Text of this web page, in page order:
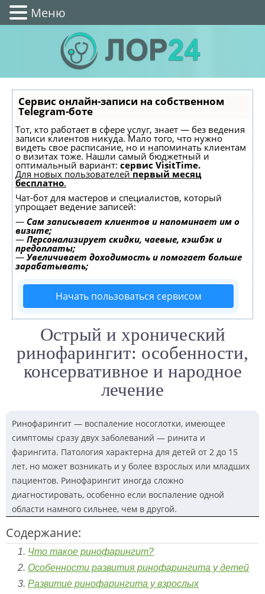
Сервис онлайн-записи на собственном
Telegram-боте
Тот, кто работает в сфере услуг, знает — без ведения
записи клиентов никуда. Мало того, что нужно
видеть свое расписание, но и напоминать клиентам
о визитах тоже. Нашли самый бюджетный и
оптимальный вариант: сервис VisitTime.
Для новых пользователейпервый месяц
бесплатно.
Чат-бот для мастеров и специалистов, который
упрощает ведение записей:
— Сам записывает клиентов и напоминает им о
визите;
— Персонализирует скидки, чаевые, кэшбэк и
предоплаты;
— Увеличивает доходимость и помогает больше
зарабатывать;
Начать пользоваться сервисом
Острый и хронический
ринофарингит: особенности,
консервативное и народное
лечение
Ринофарингит — воспаление носоглотки, имеющее
симптомы сразу двух заболеваний — ринита и
фарингита. Патология характерна для детей от 2 до 15
лет, но может возникать и у более взрослых или младших
пациентов. Ринофарингит иногда сложно
диагностировать, особенно если воспаление одной
области намного сильнее, чем в другой.
Содержание:
Что такое ринофарингит?
Особенности развития ринофарингита у детей
Развитие ринофарингита у взрослых
Меню